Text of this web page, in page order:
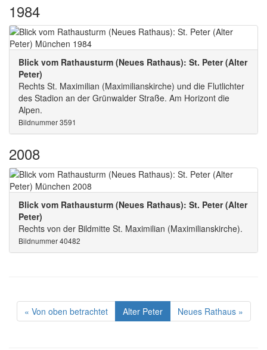
1984
Blick vom Rathausturm (Neues Rathaus): St. Peter (Alter
Peter)
Rechts St. Maximilian (Maximilianskirche) und die Flutlichter
des Stadion an der Grünwalder Straße. Am Horizont die
Alpen.
Bildnummer 3591
2008
Blick vom Rathausturm (Neues Rathaus): St. Peter (Alter
Peter)
Rechts von der Bildmitte St. Maximilian (Maximilianskirche).
Bildnummer 40482
« Von oben betrachtet Alter Peter Neues Rathaus »